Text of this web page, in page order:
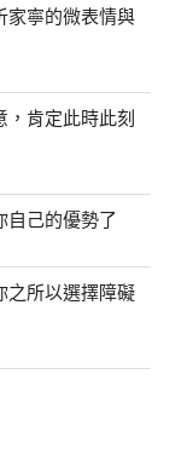
家寧的微表情與
，肯定此時此刻
自己的優勢了
之所以選擇障礙